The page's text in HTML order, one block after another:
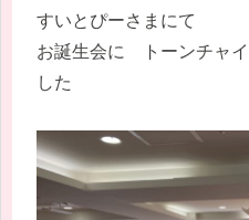
すいとぴーさまにて
お誕生会に トーンチャイ
した